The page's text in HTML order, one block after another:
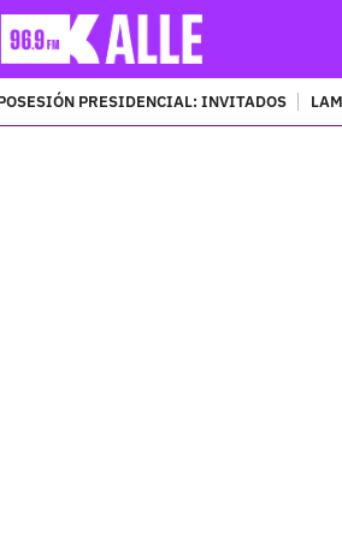
PRESIDENCIAL: INVITADOS